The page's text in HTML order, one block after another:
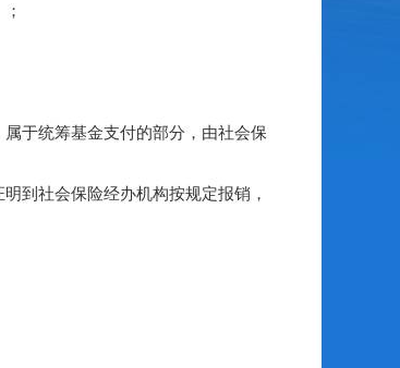
于统筹基金支付的部分，由社会保
到社会保险经办机构按规定报销，